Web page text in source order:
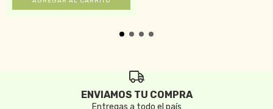
ENVIAMOS TU COMPRA